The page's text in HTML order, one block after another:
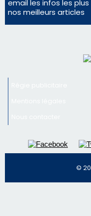
Mentions légales
Nous contacter